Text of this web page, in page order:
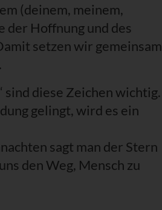
(deinem, meinem,
der Hoffnung und des
setzen wir gemeinsam
sind diese Zeichen wichtig.
gelingt, wird es ein
sagt man der Stern
den Weg, Mensch zu